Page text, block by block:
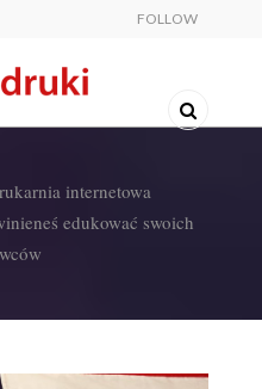
FOLLOW
internetowa
edukować swoich